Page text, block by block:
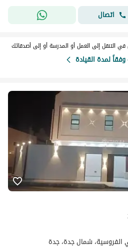
اتصال
التنقل إلى العمل أو المدرسة أو إلى أصدقائك
لمدة القيادة
الفروسية، شمال جدة، جدة